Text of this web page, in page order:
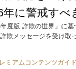
年に警戒す
度版 詐欺の世界」に
欺メッセージを受け取
ミアムコンテンツガイド